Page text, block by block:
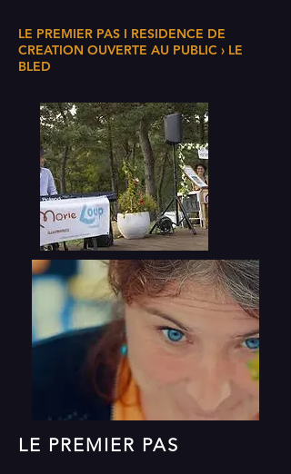
LE PREMIER PAS I RESIDENCE DE
CREATION OUVERTE AU PUBLIC › LE
BLED
LE PREMIER PAS